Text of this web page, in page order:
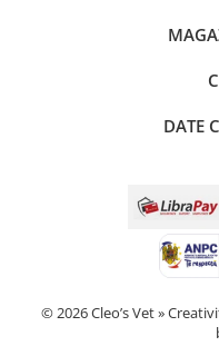
DATE
© 2026 Cleo’s Vet »